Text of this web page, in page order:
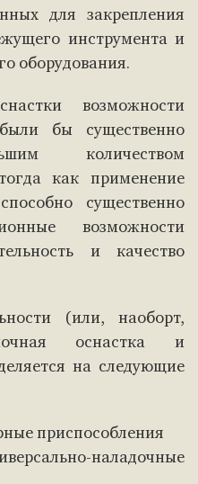
для закрепления
инструмента и
оборудования.
возможности
бы существенно
количеством
как применение
существенно
возможности
и качество
(или, наоборт,
оснастка и
на следующие
приспособления
наладочные